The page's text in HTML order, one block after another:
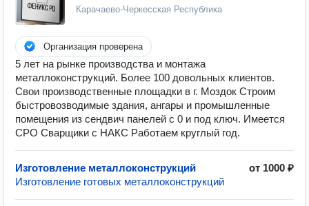
Карачаево-Черкесская Республика
Организация проверена
5 лет на рынке производства и монтажа
металлоконструкций. Более 100 довольных клиентов.
Свои производственные площадки в г. Моздок Строим
быстровозводимые здания, ангары и промышленные
помещения из сендвич панелей с 0 и под ключ. Имеется
СРО Сварщики с НАКС Работаем круглый год.
Изготовление металлоконструкций
от 1000 ₽
Изготовление готовых металлоконструкций